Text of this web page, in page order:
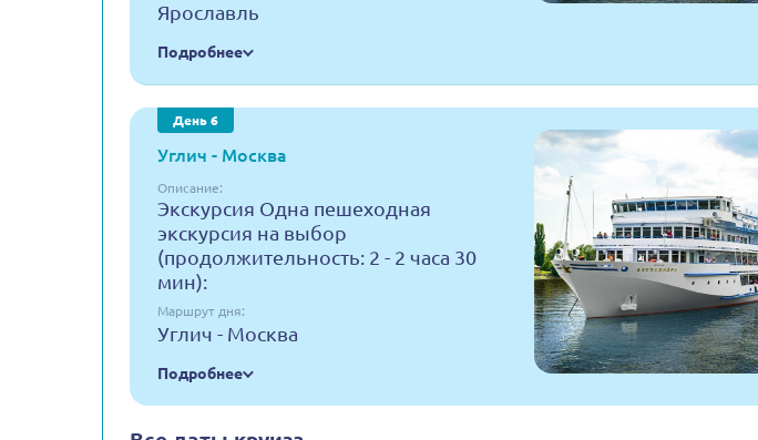
Ярославль
Подробнее
День 6
Углич - Москва
Описание:
Экскурсия Одна пешеходная
экскурсия на выбор
(продолжительность: 2 - 2 часа 30
мин):
Маршрут дня:
Углич - Москва
Подробнее